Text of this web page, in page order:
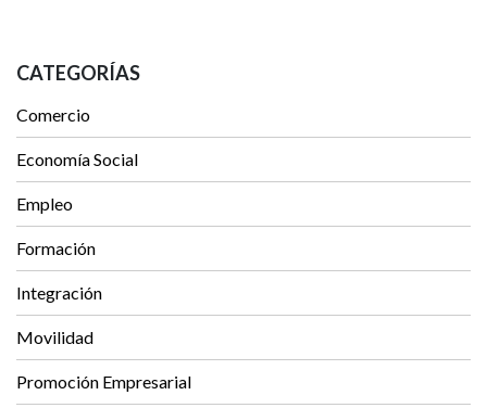
CATEGORÍAS
Comercio
Economía Social
Empleo
Formación
Integración
Movilidad
Promoción Empresarial